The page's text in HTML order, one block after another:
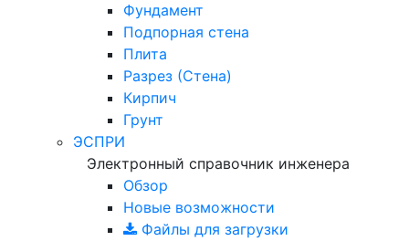
Фундамент
Подпорная стена
Плита
Разрез (Стена)
Кирпич
Грунт
ЭСПРИ
Электронный справочник инженера
Обзор
Новые возможности
Файлы для загрузки